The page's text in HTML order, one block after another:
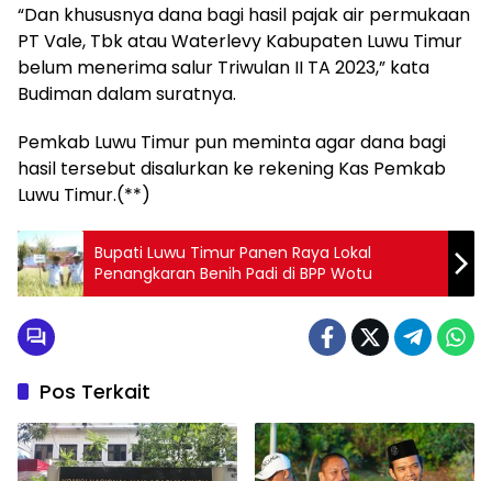
“Dan khususnya dana bagi hasil pajak air permukaan
PT Vale, Tbk atau Waterlevy Kabupaten Luwu Timur
belum menerima salur Triwulan II TA 2023,” kata
Budiman dalam suratnya.
Pemkab Luwu Timur pun meminta agar dana bagi
hasil tersebut disalurkan ke rekening Kas Pemkab
Luwu Timur.(**)
Bupati Luwu Timur Panen Raya Lokal
Penangkaran Benih Padi di BPP Wotu
Pos Terkait